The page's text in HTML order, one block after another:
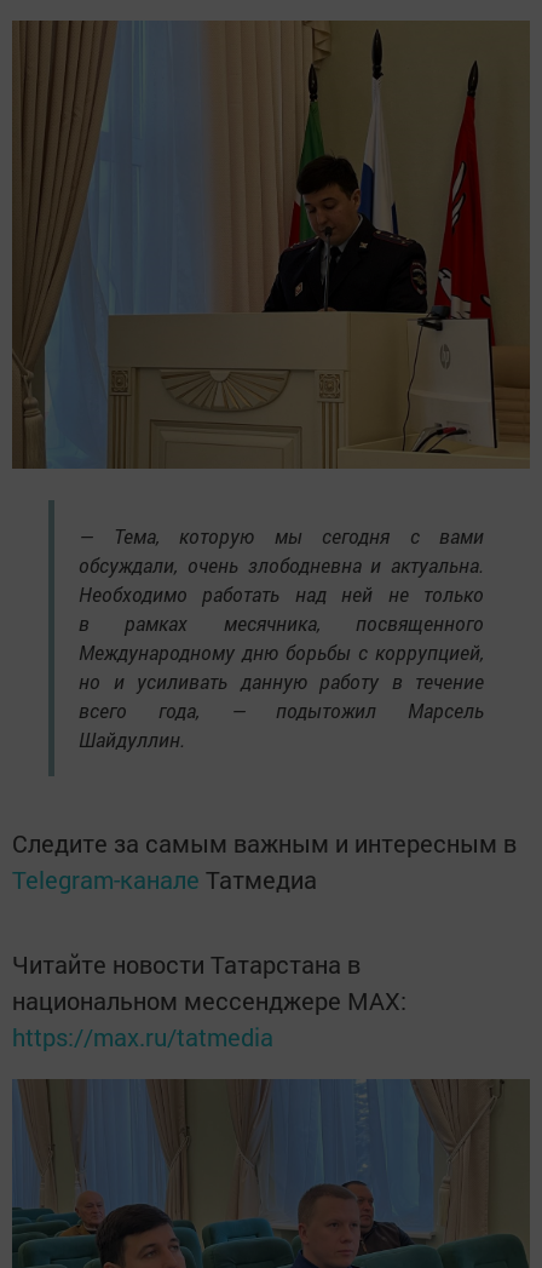
— Тема, которую мы сегодня с вами
обсуждали, очень злободневна и актуальна.
Необходимо работать над ней не только
в рамках месячника, посвященного
Международному дню борьбы с коррупцией,
но и усиливать данную работу в течение
всего года, — подытожил Марсель
Шайдуллин.
Следите за самым важным и интересным в
Telegram-канале Татмедиа
Читайте новости Татарстана в
национальном мессенджере MАХ:
https://max.ru/tatmedia